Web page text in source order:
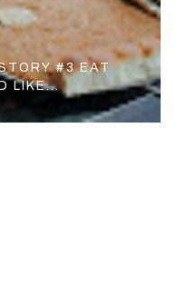
#3 EAT
LIKE...